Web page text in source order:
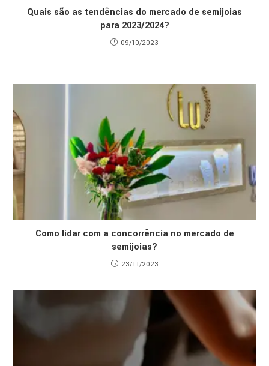
Quais são as tendências do mercado de semijoias
para 2023/2024?
09/10/2023
Como lidar com a concorrência no mercado de
semijoias?
23/11/2023